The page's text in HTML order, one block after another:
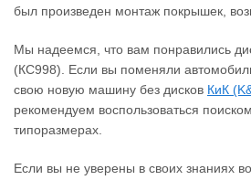
был произведен монтаж покрышек,
Мы надеемся, что вам понравились
(КС998). Если вы поменяли
свою новую машину без дисков КиК
рекомендуем воспользоваться
типоразмерах.
Если вы не уверены в своих знаниях